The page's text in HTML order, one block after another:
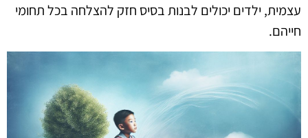
עצמית, ילדים יכולים לבנות בסיס חזק להצלחה בכל תחומי
חייהם.